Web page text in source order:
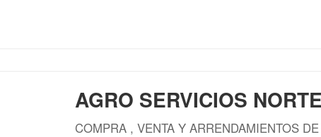
AGRO SERVICIOS
COMPRA , VENTA Y ARRENDAMIENTOS